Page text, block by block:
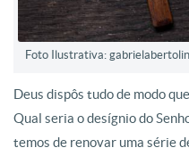
Foto Ilustrativa:
Deus dispôs tudo de modo
Qual seria o desígnio do
temos de renovar uma série